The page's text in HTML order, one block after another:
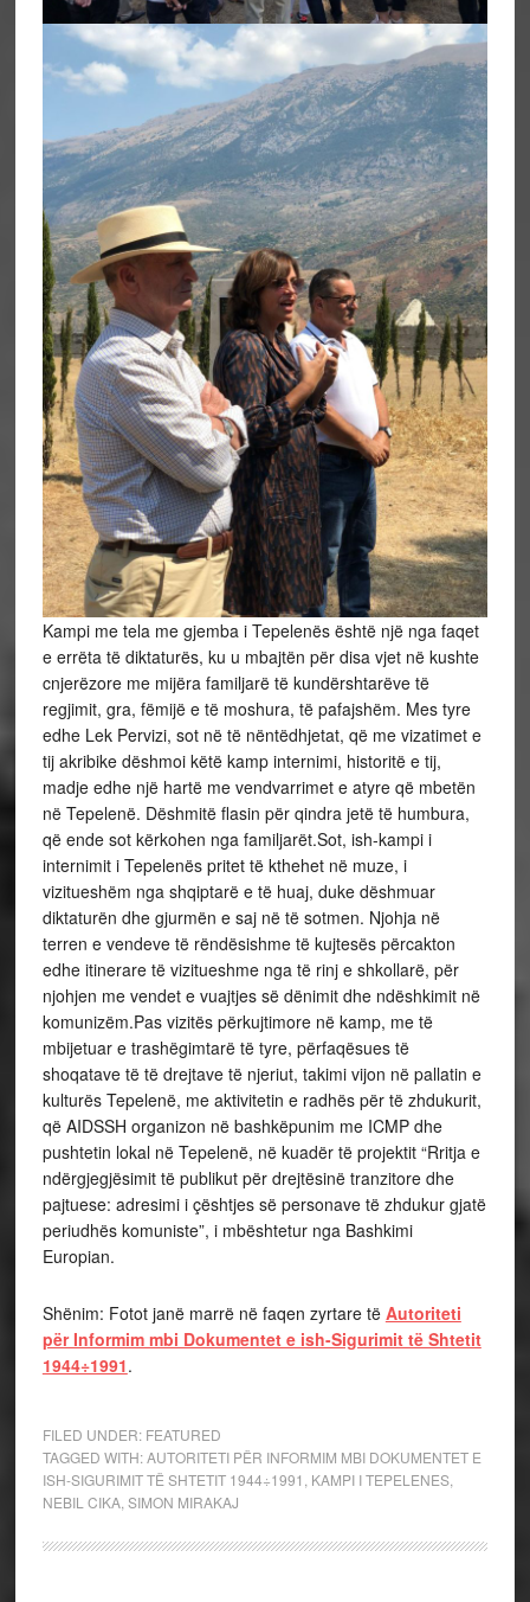
Kampi me tela me gjemba i Tepelenës është një nga faqet
e errëta të diktaturës, ku u mbajtën për disa vjet në kushte
cnjerëzore me mijëra familjarë të kundërshtarëve të
regjimit, gra, fëmijë e të moshura, të pafajshëm. Mes tyre
edhe Lek Pervizi, sot në të nëntëdhjetat, që me vizatimet e
tij akribike dëshmoi këtë kamp internimi, historitë e tij,
madje edhe një hartë me vendvarrimet e atyre që mbetën
në Tepelenë. Dëshmitë flasin për qindra jetë të humbura,
që ende sot kërkohen nga familjarët.Sot, ish-kampi i
internimit i Tepelenës pritet të kthehet në muze, i
vizitueshëm nga shqiptarë e të huaj, duke dëshmuar
diktaturën dhe gjurmën e saj në të sotmen. Njohja në
terren e vendeve të rëndësishme të kujtesës përcakton
edhe itinerare të vizitueshme nga të rinj e shkollarë, për
njohjen me vendet e vuajtjes së dënimit dhe ndëshkimit në
komunizëm.Pas vizitës përkujtimore në kamp, me të
mbijetuar e trashëgimtarë të tyre, përfaqësues të
shoqatave të të drejtave të njeriut, takimi vijon në pallatin e
kulturës Tepelenë, me aktivitetin e radhës për të zhdukurit,
që AIDSSH organizon në bashkëpunim me ICMP dhe
pushtetin lokal në Tepelenë, në kuadër të projektit “Rritja e
ndërgjegjësimit të publikut për drejtësinë tranzitore dhe
pajtuese: adresimi i çështjes së personave të zhdukur gjatë
periudhës komuniste”, i mbështetur nga Bashkimi
Europian.
Shënim: Fotot janë marrë në faqen zyrtare të Autoriteti
për Informim mbi Dokumentet e ish-Sigurimit të Shtetit
1944÷1991.
FILED UNDER: FEATURED
TAGGED WITH:AUTORITETI PËR INFORMIM MBI DOKUMENTET E
ISH-SIGURIMIT TË SHTETIT 1944÷1991 , KAMPI I TEPELENES,
NEBIL CIKA,SIMON MIRAKAJ